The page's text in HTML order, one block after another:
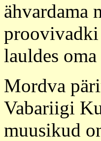
ähvardama
lauldes
Mordva
Vabariigi
muusikud